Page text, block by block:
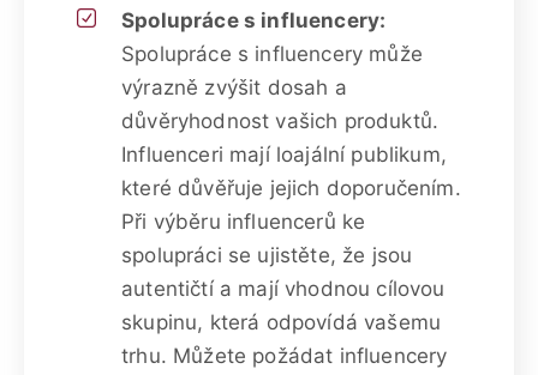
Spolupráce s influencery:
Spolupráce s influencery může
výrazně zvýšit dosah a
důvěryhodnost vašich produktů.
Influenceri mají loajální publikum,
které důvěřuje jejich doporučením.
Při výběru influencerů ke
spolupráci se ujistěte, že jsou
autentičtí a mají vhodnou cílovou
skupinu, která odpovídá vašemu
trhu. Můžete požádat influencery